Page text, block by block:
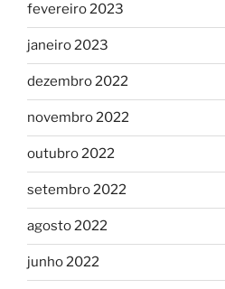
fevereiro 2023
janeiro 2023
dezembro 2022
novembro 2022
outubro 2022
setembro 2022
agosto 2022
junho 2022